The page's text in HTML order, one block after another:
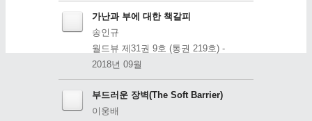
가난과 부에 대한 책갈피
송인규
월드뷰 제31권 9호 (통권 219호) -
2018년 09월
부드러운 장벽(The Soft Barrier)
이웅배